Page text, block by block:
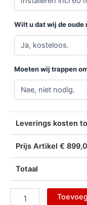
Wilt u dat wij de oude
Moeten wij trappen
Leverings kosten
Prijs Artikel €
Totaal